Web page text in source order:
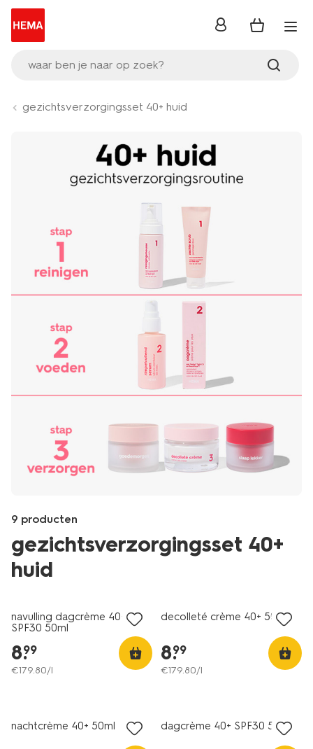
waar ben je naar op zoek?
inloggen
gezichtsverzorgingsset 40+ huid
set
image
9 producten
gezichtsverzorgingsset 40+
huid
gezond/persoonlijke-
verzorging/gezichtsverzorging/gezichtsverzorgingsset-
40plus-
huid-
Products
navulling dagcrème 40+
SPF30 50ml
8.
99
€179.80/l
decolleté crème 40+ 50ml
8.
99
€179.80/l
nachtcrème 40+ 50ml dagcrème 40+ SPF30 50ml